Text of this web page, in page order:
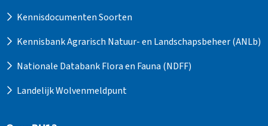
Kennisdocumenten Soorten
Kennisbank Agrarisch Natuur- en Landschapsbeheer (ANLb)
Nationale Databank Flora en Fauna (NDFF)
Landelijk Wolvenmeldpunt